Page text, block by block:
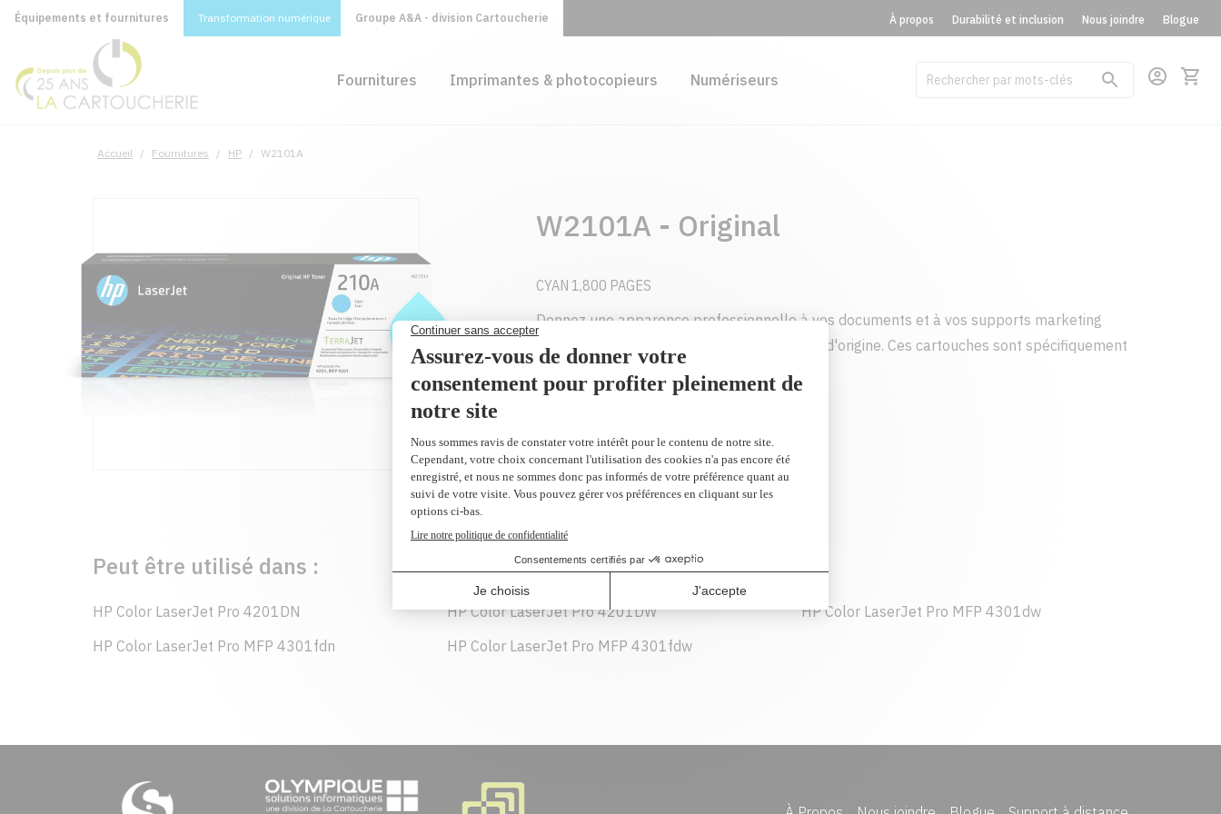
Équipements et fournitures Transformation numérique Groupe A&A - division Cartoucherie À propos Durabilité et inclusion Nous joindre Blogue
Fournitures Imprimantes & photocopieurs Numériseurs
Accueil / Fournitures / HP / W2101A
W2101A - Original
CYAN 1,800 PAGES
Donnez une apparence professionnelle à vos documents et à vos supports marketing
grâce aux cartouches de toner HP LaserJet d'origine. Ces cartouches sont spécifiquement
conçues pour votre imprimante.
AJOUTER AU PANIER
Peut être utilisé dans :
HP Color LaserJet Pro 4201DN HP Color LaserJet Pro 4201DW
HP Color LaserJet Pro MFP 4301dw
HP Color LaserJet Pro MFP 4301fdn
HP Color LaserJet Pro MFP 4301fdw